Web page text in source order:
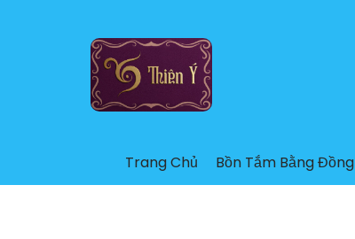
Trang Chủ Bồn Tắm Bằng Đồng